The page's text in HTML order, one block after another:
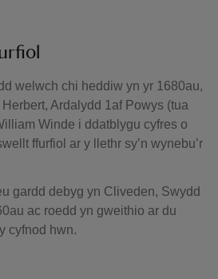
welwch chi heddiw yn yr 1680au,
Ardalydd 1af Powys (tua
Winde i ddatblygu cyfres o
ffurfiol ar y llethr sy’n wynebu’r
gardd debyg yn Cliveden, Swydd
ac roedd yn gweithio ar du
cyfnod hwn.